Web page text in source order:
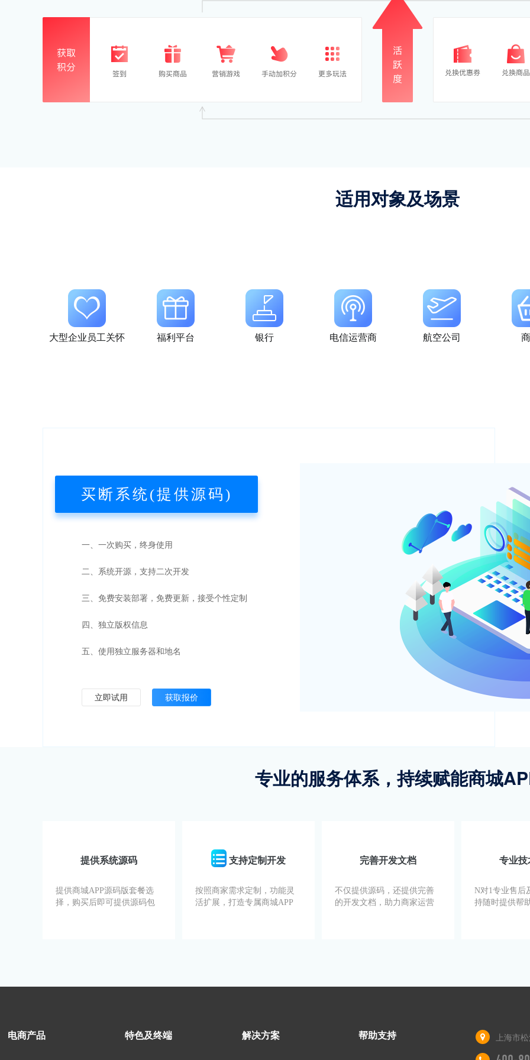
适用对象及场景
大型企业员工关怀 福利平台 银行 电信运营商 航空公司
买断系统(提供源码)
一、一次购买，终身使用
二、系统开源，支持二次开发
三、免费安装部署，免费更新，接受个性定制
四、独立版权信息
五、使用独立服务器和地名
立即试用 获取报价
专业的服务体系，持续赋能商城
提供系统源码
提供商城APP源码版套餐选
择，购买后即可提供源码包
支持定制开发
按照商家需求定制，功能灵
活扩展，打造专属商城APP
完善开发文档
不仅提供源码，还提供完善
的开发文档，助力商家运营
专业
N对1专业售后
持随时提供帮
电商产品 特色及终端 解决方案 帮助支持 上海市